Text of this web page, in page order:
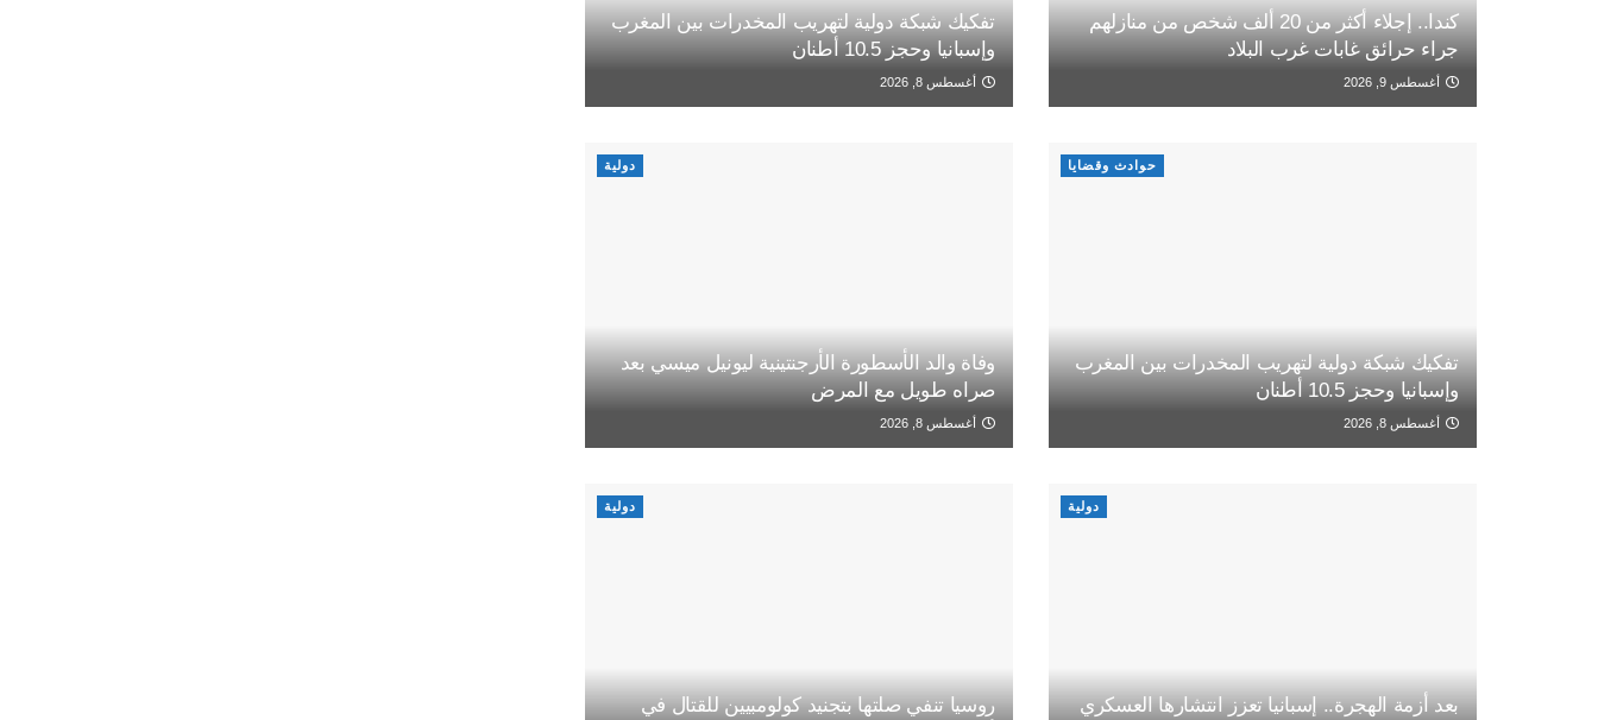
كندا.. إجلاء أكثر من 20 ألف شخص من منازلهم
جراء حرائق غابات غرب البلاد
أغسطس 9, 2026
تفكيك شبكة دولية لتهريب المخدرات بين المغرب
وإسبانيا وحجز 10.5 أطنان
أغسطس 8, 2026
حوادث وقضايا
تفكيك شبكة دولية لتهريب المخدرات بين المغرب
وإسبانيا وحجز 10.5 أطنان
أغسطس 8, 2026
دولية
وفاة والد الأسطورة الأرجنتينية ليونيل ميسي بعد
صراه طويل مع المرض
أغسطس 8, 2026
دولية
بعد أزمة الهجرة.. إسبانيا تعزز انتشارها العسكري
دولية
روسيا تنفي صلتها بتجنيد كولومبيين للقتال في